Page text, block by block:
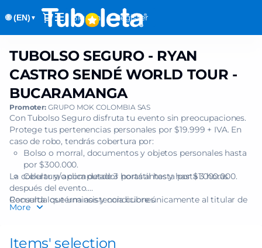
🌐 (EN) ▼ Dialog
Sign in Register
selection
RYAN
CASTRO
SENDÉ
WORLD
TOUR
BUCARAMANGA]
Tuboleta.com
TUBOLSO
-
RYAN
CASTRO
SENDÉ
WORLD
TOUR
BUCARAMANGA
TUBOLSO SEGURO - RYAN
CASTRO SENDÉ WORLD TOUR -
BUCARAMANGA
Promoter: GRUPO MOK COLOMBIA SAS
Con Tubolso Seguro disfruta tu evento sin preocupaciones.
Protege tus pertenencias personales por $19.999 + IVA. En
caso de robo, tendrás cobertura por:
Bolso o morral, documentos y objetos personales hasta
por $300.000.
Celular y/o computador portátil hasta por $1.000.000.
La cobertura aplica desde 3 horas antes y hasta 3 horas
después del evento.
Recuerda que una asistencia cubre únicamente al titular de
una (1) boleta.
Consulta los términos y condiciones
More
Items' selection